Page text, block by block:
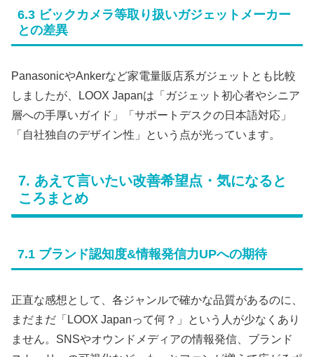
6.3 ビックカメラ等取り扱いガジェットメーカー
との差異
PanasonicやAnkerなど家電量販店系ガジェットとも比較
しましたが、LOOX Japanは「ガジェット初心者やシニア
層への手厚いガイド」「サポートデスクの日本語対応」
「自社独自のデザイン性」という点が光っています。
7. あえて言いたい改善希望点・気になると
ころまとめ
7.1 ブランド認知度&情報発信力UPへの期待
正直な感想として、各ジャンルで確かな品質があるのに、
まだまだ「LOOX Japanって何？」という人が少なくあり
ません。SNSやオウンドメディアの情報発信、ブランド